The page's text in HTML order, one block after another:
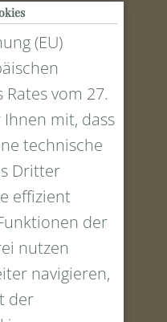
(EU)
vom 27.
mit, dass
technische
Dritter
effizient
der
nutzen
navigieren,
der